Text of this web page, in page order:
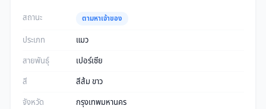
สถานะ ตามหาเจ้าของ
ประเภท
แมว
สายพันธุ์
เปอร์เซีย
สี
สีส้ม ขาว
จังหวัด
กรุงเทพมหานคร